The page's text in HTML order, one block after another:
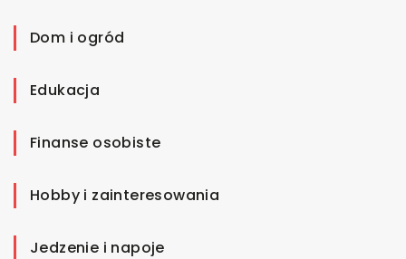
Dom i ogród
Edukacja
Finanse osobiste
Hobby i zainteresowania
Jedzenie i napoje